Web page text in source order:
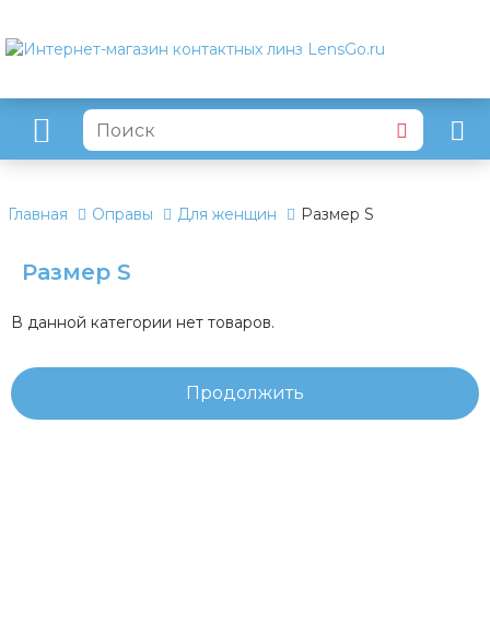
Главная Оправы Для женщин Размер S
Размер S
В данной категории нет товаров.
Продолжить